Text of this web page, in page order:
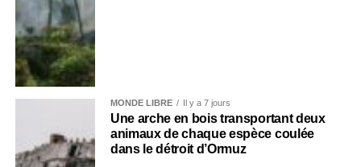
MONDE LIBRE Il y a 7 jours
Une arche en bois transportant deux
animaux de chaque espèce coulée
dans le détroit d’Ormuz